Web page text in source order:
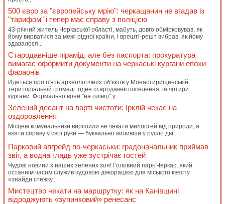
500 євро за "європейську мрію": черкащанин не вгадав із
"тарифом" і тепер має справу з поліцією
43-річний житель Черкаської області, мабуть, довго обмірковував, як
йому вирватися за межі рідної країни, і врешті-решт вибрав, як йому
здавалося...
Стародавніше пірамід, але без паспорта: прокуратура
вимагає оформити документи на черкаські кургани епохи
фараонів
Йдеться про п'ять археологічних об'єктів у Монастирищенській
територіальній громаді: одне стародавнє поселення та чотири
кургани. Формально вони "на олівці" у...
Зелений десант на варті чистоти: Ірклій чекає на
оздоровлення
Місцеві комунальники вирішили не чекати милостей від природи, а
взяти справу у свої руки — буквально виливши у русло дві...
Парковий апгрейд по-черкаськи: градоначальник приймав
звіт, а водна гладь уже зустрічає гостей
Чудові новини з наших зелених зон! Головний парк Черкас, який
останнім часом служив чудовою декорацією для міського квесту
«знайди стежку...
Мистецтво чекати на маршрутку: як на Канівщині
відроджують «зупинковий» ренесанс